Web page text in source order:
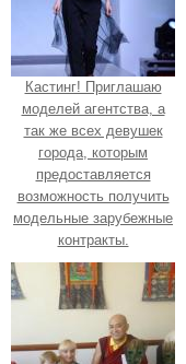
Кастинг! Приглашаю
моделей агентства, а
так же всех девушек
города, которым
предоставляется
возможность получить
модельные зарубежные
контракты.